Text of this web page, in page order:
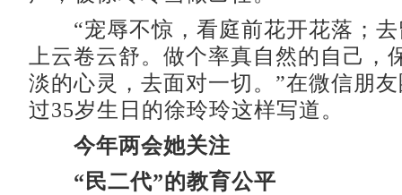
“宠辱不惊，看庭前花开花落；去
上云卷云舒。做个率真自然的自己，
淡的心灵，去面对一切。”在微信朋
过35岁生日的徐玲玲这样写道。
今年两会她关注
“民二代”的教育公平